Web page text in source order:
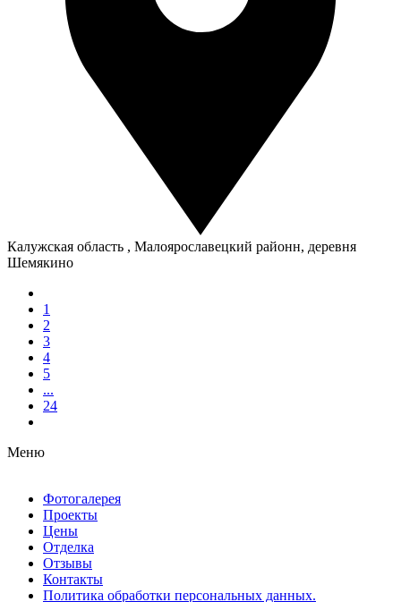
Калужская область , Малоярославецкий районн, деревня
Шемякино
1
2
3
4
5
...
24
Меню
Фотогалерея
Проекты
Цены
Отделка
Отзывы
Контакты
Политика обработки персональных данных.